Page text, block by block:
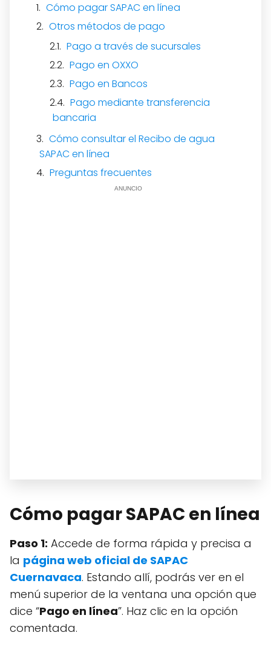
Cómo pagar SAPAC en línea
Otros métodos de pago
Pago a través de sucursales
Pago en OXXO
Pago en Bancos
Pago mediante transferencia
bancaria
Cómo consultar el Recibo de agua
SAPAC en línea
Preguntas frecuentes
ANUNCIO
Cómo pagar SAPAC en línea
Paso 1: Accede de forma rápida y precisa a
la página web oficial de SAPAC
Cuernavaca. Estando allí, podrás ver en el
menú superior de la ventana una opción que
dice “Pago en línea”. Haz clic en la opción
comentada.